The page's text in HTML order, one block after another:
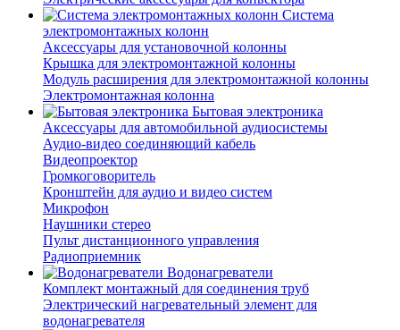
Система
электромонтажных колонн
Аксессуары для установочной колонны
Крышка для электромонтажной колонны
Модуль расширения для электромонтажной колонны
Электромонтажная колонна
Бытовая электроника
Аксессуары для автомобильной аудиосистемы
Аудио-видео соединяющий кабель
Видеопроектор
Громкоговоритель
Кронштейн для аудио и видео систем
Микрофон
Наушники стерео
Пульт дистанционного управления
Радиоприемник
Водонагреватели
Комплект монтажный для соединения труб
Электрический нагревательный элемент для
водонагревателя